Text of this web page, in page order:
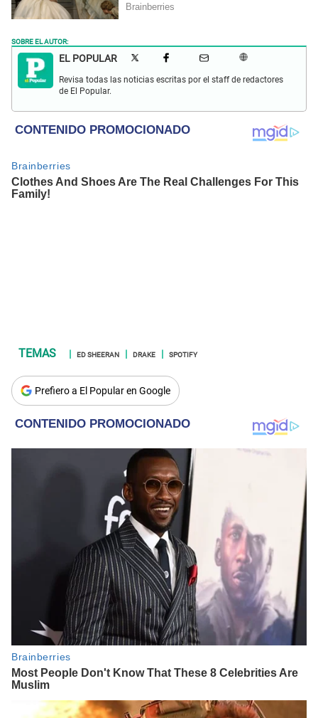
SOBRE EL AUTOR:
EL POPULAR
Revisa todas las noticias escritas por el staff de redactores
de El Popular.
ED SHEERAN DRAKE SPOTIFY
Prefiero a El Popular en Google